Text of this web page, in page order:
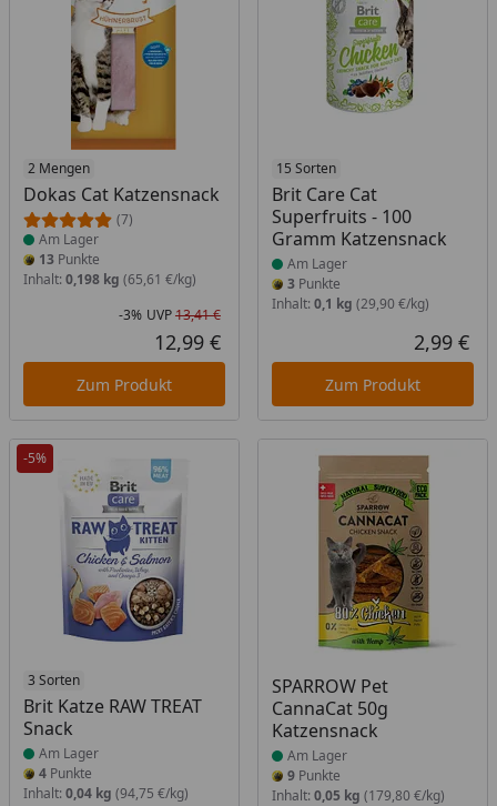
2 Mengen
Dokas Cat Katzensnack
(7)
Produkt am Lager
Am Lager
13 Punkte
Inhalt: 0,198 kg (65,61 €/kg)
Rabatt in Prozent
-3%
Ursprünglicher Preis
UVP13,41 €
Aktueller Preis
12,99 €
Zum Produkt
15 Sorten
Brit Care Cat
Superfruits - 100
Gramm Katzensnack
Produkt am Lager
Am Lager
3Punkte
Inhalt: 0,1 kg (29,90 €/kg)
2,99 €
Zum Produkt
-5%
3 Sorten
Brit Katze RAW TREAT
Snack
Produkt am Lager
Am Lager
4 Punkte
Inhalt: 0,04 kg (94,75 €/kg)
SPARROW Pet
CannaCat 50g
Katzensnack
Produkt am Lager
Am Lager
9Punkte
Inhalt: 0,05 kg (179,80 €/kg)